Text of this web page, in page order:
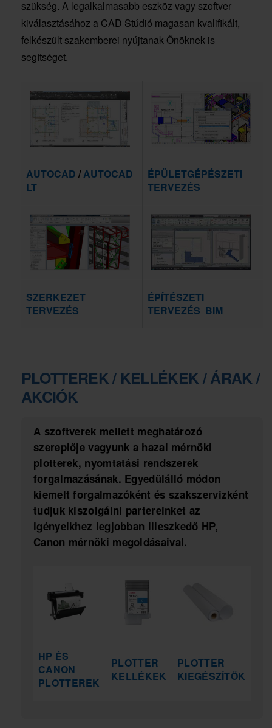
szükség. A legalkalmasabb eszköz vagy szoftver
kiválasztásához a CAD Stúdió magasan kvalifikált,
felkészült szakemberei nyújtanak Önöknek is
segítséget.
AUTOCAD /AUTOCAD
LT
ÉPÜLETGÉPÉSZETI
TERVEZÉS
SZERKEZET
TERVEZÉS
ÉPÍTÉSZETI
TERVEZÉS BIM
PLOTTEREK / KELLÉKEK /ÁRAK /
AKCIÓK
A szoftverek mellett meghatározó
szereplője vagyunk a hazai mérnöki
plotterek, nyomtatási rendszerek
forgalmazásának. Egyedülálló módon
kiemelt forgalmazóként és szakszervizként
tudjuk kiszolgálni partereinket az
igényeikhez legjobban illeszkedő HP,
Canon mérnöki megoldásaival.
HP ÉS
CANON
PLOTTEREK
PLOTTER
KELLÉKEK
PLOTTER
KIEGÉSZÍTŐK